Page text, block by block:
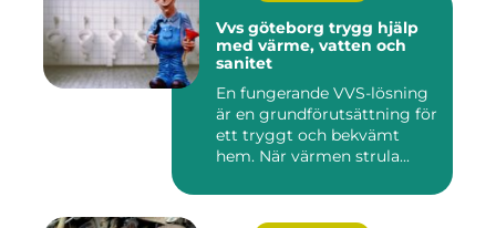
Vvs göteborg trygg hjälp
med värme, vatten och
sanitet
En fungerande VVS-lösning
är en grundförutsättning för
ett tryggt och bekvämt
hem. När värmen strula...